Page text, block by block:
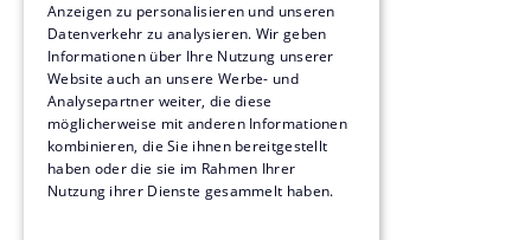
Anzeigen zu personalisieren und unseren
Datenverkehr zu analysieren. Wir geben
Informationen über Ihre Nutzung unserer
Website auch an unsere Werbe- und
Analysepartner weiter, die diese
möglicherweise mit anderen Informationen
kombinieren, die Sie ihnen bereitgestellt
haben oder die sie im Rahmen Ihrer
Nutzung ihrer Dienste gesammelt haben.